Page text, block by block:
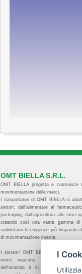
OMT BIELLA S.R.L.
OMT BIELLA progetta e costruisce
movimentazione delle merci.
I trasportatori di OMT BIELLA si
settori, dall’alimentare al
packaging, dall’agricoltura allo
creando così una vasta gamma di
soddisfano le esigenze più disparate
di movimentazione interna.
I sistemi OMT BIELLA per la
merci nascono standard ma il
dell'azienda è in grado, qual’ora
I